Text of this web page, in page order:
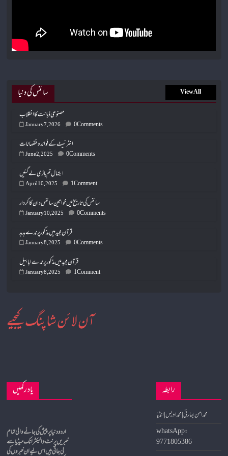
سائنس کی دنیا View All
مصنوعی ذہانت کا انقلاب
January 7, 2026 0 Comments
انٹرنیٹ کے فوائد و نقصانات
June 2, 2025 0 Comments
ابتہال تم بازی لے گئیں
April 10, 2025 1 Comment
سائنس کی تاریخ میں خواتین سائنس دان کا کردار
January 10, 2025 0 Comments
قرآن مجید میں مذکور پرندے ہدہد
January 8, 2025 0 Comments
قرآن مجید میں مذکور پرندے ابابیل
January 8, 2025 1 Comment
آن لائن شاپنگ کیجیے
یاد رکھیں
اردو دنیا پر پیش کی جانے والی تمام
خبریں پرنٹ و الیکٹرانک میڈیا سے
لی جاتی ہیں اس لیے ان خبروں کی
رابطہ
محمد امن بھارتی | محمد اویس | انڈیا
whatsApp:
9771805386